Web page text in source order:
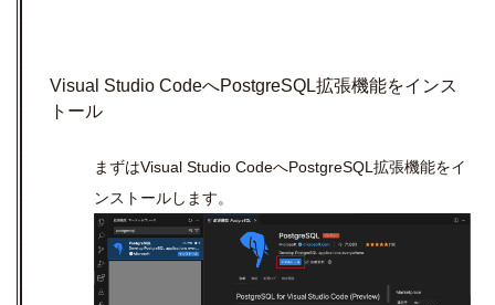
Visual Studio CodeへPostgreSQL拡張機能をインス
トール
まずはVisual Studio CodeへPostgreSQL拡張機能をイ
ンストールします。